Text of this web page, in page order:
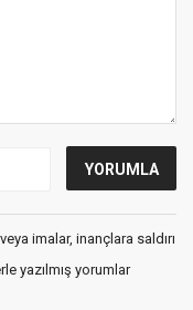
imalar, inançlara saldırı
yazılmış yorumlar